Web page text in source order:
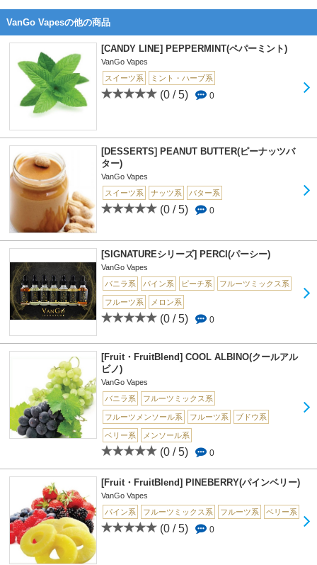
VanGo Vapesの他の商品
[CANDY LINE] PEPPERMINT(ペパーミント)
VanGo Vapes
スイーツ系
ミント・ハーブ系
(0 / 5) 0
[DESSERTS] PEANUT BUTTER(ピーナッツバ
ター)
VanGo Vapes
スイーツ系
ナッツ系 バター系
(0 / 5) 0
[SIGNATUREシリーズ] PERCI(パーシー)
VanGo Vapes
バニラ系
パイン系 ピーチ系 フルーツミックス系
フルーツ系 メロン系
(0 / 5) 0
[Fruit・FruitBlend] COOL ALBINO(クールアル
ビノ)
VanGo Vapes
バニラ系
フルーツミックス系
フルーツメンソール系 フルーツ系 ブドウ系
ベリー系 メンソール系
(0 / 5) 0
[Fruit・FruitBlend] PINEBERRY(パインベリー)
VanGo Vapes
パイン系
フルーツミックス系 フルーツ系 ベリー系
(0 / 5) 0